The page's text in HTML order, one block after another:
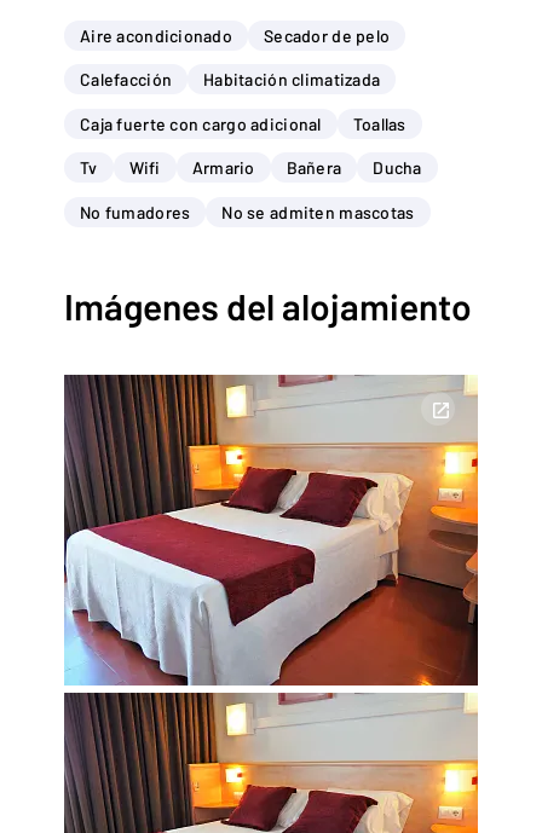
Aire acondicionado Secador de pelo
Calefacción Habitación climatizada
Caja fuerte con cargo adicional Toallas
Tv Wifi Armario Bañera Ducha
No fumadores No se admiten mascotas
Imágenes del alojamiento